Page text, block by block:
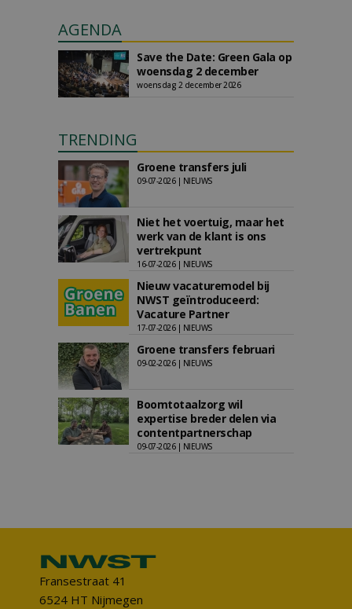
AGENDA
Save the Date: Green Gala op
woensdag 2 december
woensdag 2 december 2026
TRENDING
Groene transfers juli
09-07-2026 | NIEUWS
Niet het voertuig, maar het
werk van de klant is ons
vertrekpunt
16-07-2026 | NIEUWS
Nieuw vacaturemodel bij
NWST geïntroduceerd:
Vacature Partner
17-07-2026 | NIEUWS
Groene transfers februari
09-02-2026 | NIEUWS
Boomtotaalzorg wil
expertise breder delen via
contentpartnerschap
09-07-2026 | NIEUWS
Fransestraat 41
6524 HT Nijmegen